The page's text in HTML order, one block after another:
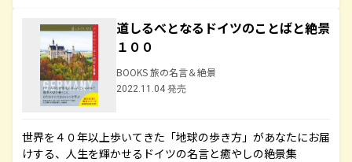
道しるべとなるドイツのことばと絶景
１００
BOOKS 旅の名言＆絶景
2022.11.04 発売
世界を４０年以上歩いてきた「地球の歩き方」があなたにお届
けする、人生を輝かせるドイツの名言と癒やしの絶景集